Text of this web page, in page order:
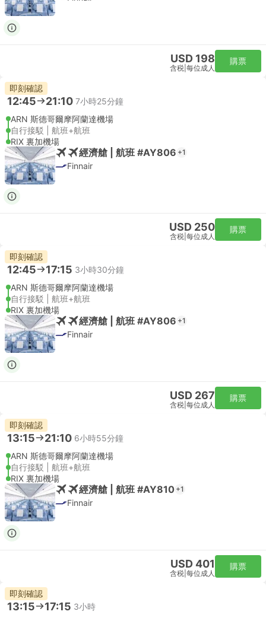
USD 198
含税 每位成人
購票
即刻確認
12:45 21:10 7小時25分鐘
ARN 斯德哥爾摩阿蘭達機場
自行接駁 | 航班+航班
RIX 裏加機場
經濟艙 | 航班 #AY806 +1
Finnair
USD 250
含税 每位成人
購票
即刻確認
12:45 17:15 3小時30分鐘
ARN 斯德哥爾摩阿蘭達機場
自行接駁 | 航班+航班
RIX 裏加機場
經濟艙 | 航班 #AY806 +1
Finnair
USD 267
含税 每位成人
購票
即刻確認
13:15 21:10 6小時55分鐘
ARN 斯德哥爾摩阿蘭達機場
自行接駁 | 航班+航班
RIX 裏加機場
經濟艙 | 航班 #AY810 +1
Finnair
USD 401
含税 每位成人
購票
即刻確認
13:15 17:15 3小時